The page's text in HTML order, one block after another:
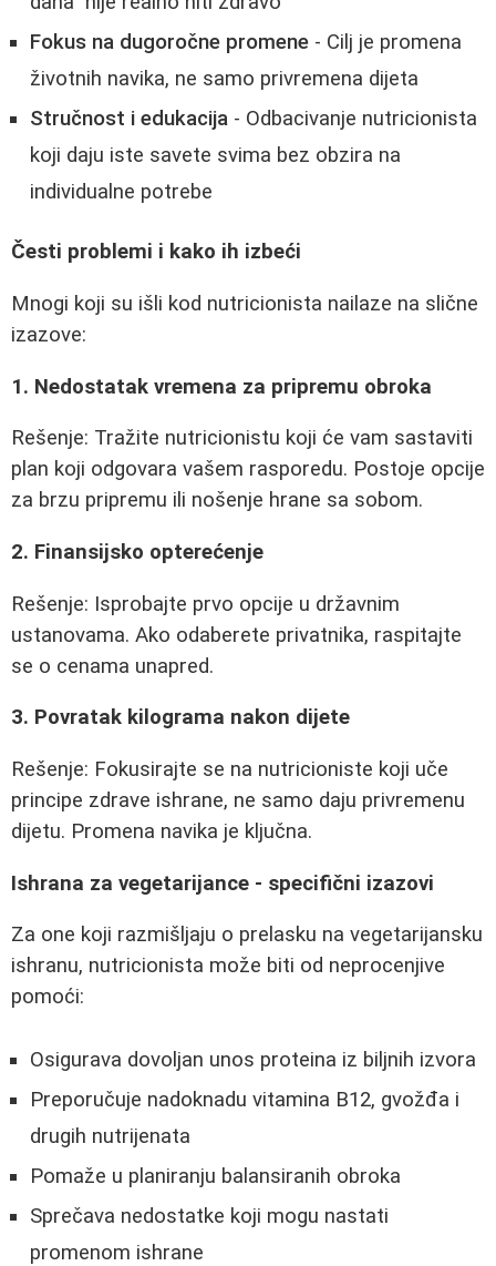
Fokus na dugoročne promene - Cilj je promena
životnih navika, ne samo privremena dijeta
Stručnost i edukacija - Odbacivanje nutricionista
koji daju iste savete svima bez obzira na
individualne potrebe
Česti problemi i kako ih izbeći
Mnogi koji su išli kod nutricionista nailaze na slične
izazove:
1. Nedostatak vremena za pripremu obroka
Rešenje: Tražite nutricionistu koji će vam sastaviti
plan koji odgovara vašem rasporedu. Postoje opcije
za brzu pripremu ili nošenje hrane sa sobom.
2. Finansijsko opterećenje
Rešenje: Isprobajte prvo opcije u državnim
ustanovama. Ako odaberete privatnika, raspitajte
se o cenama unapred.
3. Povratak kilograma nakon dijete
Rešenje: Fokusirajte se na nutricioniste koji uče
principe zdrave ishrane, ne samo daju privremenu
dijetu. Promena navika je ključna.
Ishrana za vegetarijance - specifični izazovi
Za one koji razmišljaju o prelasku na vegetarijansku
ishranu, nutricionista može biti od neprocenjive
pomoći:
Osigurava dovoljan unos proteina iz biljnih izvora
Preporučuje nadoknadu vitamina B12, gvožđa i
drugih nutrijenata
Pomaže u planiranju balansiranih obroka
Sprečava nedostatke koji mogu nastati
promenom ishrane